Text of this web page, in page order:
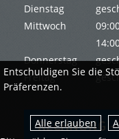
Dienstag
Mittwoch
Donnerstag
Freitag
RECHNUNG
Entschuldigen Sie die
Präferenzen.